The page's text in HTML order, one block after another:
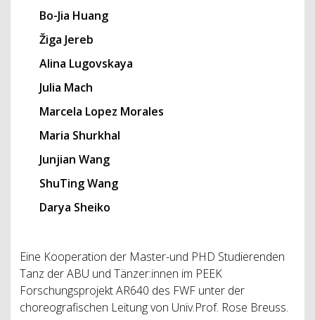
Bo-Jia Huang
Žiga Jereb
Alina Lugovskaya
Julia Mach
Marcela Lopez Morales
Maria Shurkhal
Junjian Wang
ShuTing Wang
Darya Sheiko
Eine Kooperation der Master-und PHD Studierenden
Tanz der ABU und Tänzer:innen im PEEK
Forschungsprojekt AR640 des FWF unter der
choreografischen Leitung von Univ.Prof. Rose Breuss.